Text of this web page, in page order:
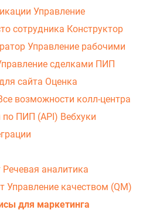
Управление
сотрудника Конструктор
Управление рабочими
сделками ПИП
сайта Оценка
возможности колл-центра
по ПИП (API) Вебхуки
Речевая аналитика
Управление качеством (QM)
для маркетинга